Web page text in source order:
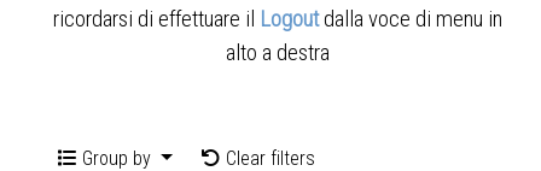
ricordarsi di effettuare il Logout dalla voce di menu in
alto a destra
Group by Clear filters